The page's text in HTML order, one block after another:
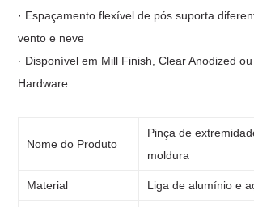
· Espaçamento flexível de pós suporta
vento e neve
· Disponível em Mill Finish, Clear Anodized
Hardware
Nome do Produto
Pinça de
moldura
Material Liga de alumínio e